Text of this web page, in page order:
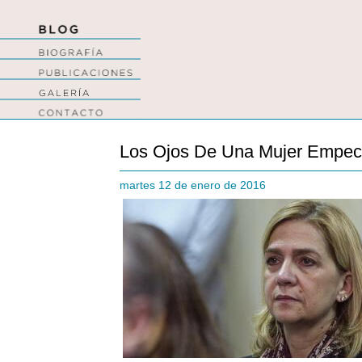
Los Ojos De Una Mujer
martes 12 de enero de 2016